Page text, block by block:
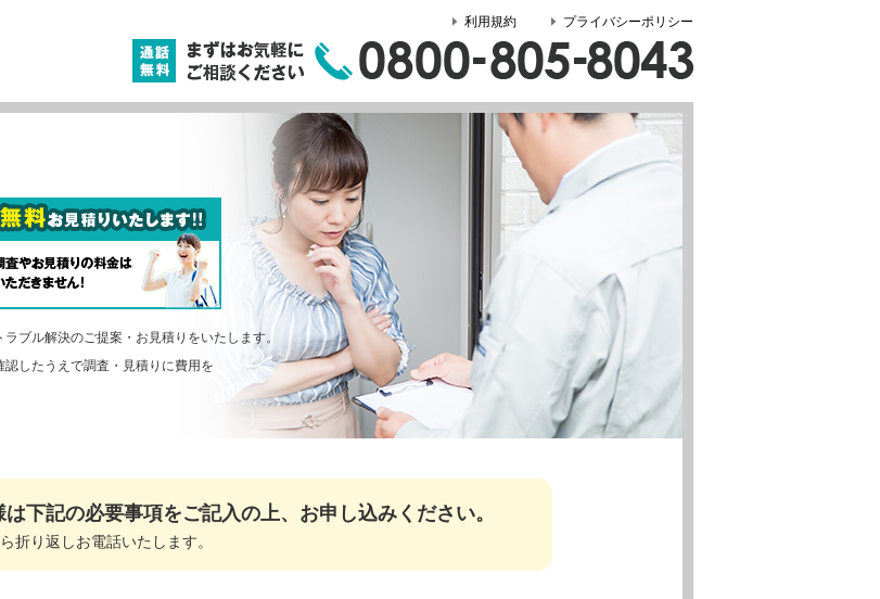
利用規約 プライバシーポリシー
ブル解決のご提案・お見積りをいたします。
したうえで調査・見積りに費用を
下記の必要事項をご記入の上、お申し込みください。
折り返しお電話いたします。